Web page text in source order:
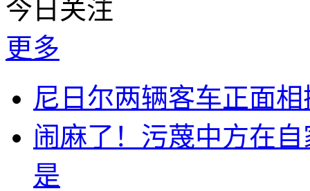
今日关注
更多
尼日尔两辆客车正面
闹麻了！污蔑中方在
是